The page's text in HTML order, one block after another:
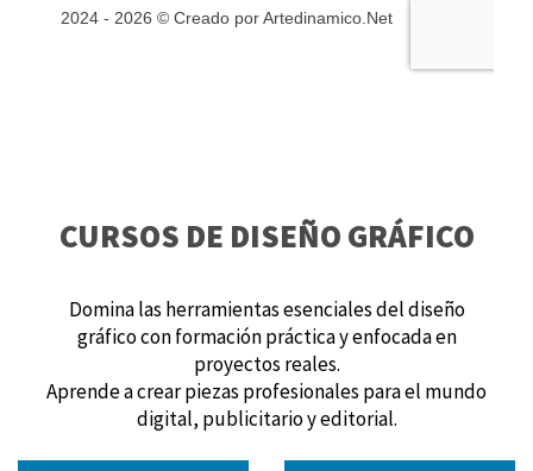
CURSOS DE DISEÑO GRÁFICO
Domina las herramientas esenciales del diseño
gráfico con formación práctica y enfocada en
proyectos reales.
Aprende a crear piezas profesionales para el mundo
digital, publicitario y editorial.